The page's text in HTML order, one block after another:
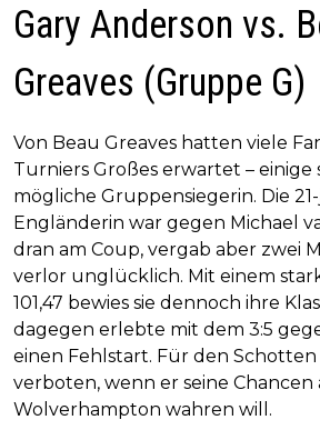
Gary Anderson vs.
Greaves (Gruppe G)
Von Beau Greaves hatten viele
Turniers Großes erwartet – einige
mögliche Gruppensiegerin. Die
Engländerin war gegen Michael
dran am Coup, vergab aber zwei
verlor unglücklich. Mit einem
101,47 bewies sie dennoch ihre
dagegen erlebte mit dem 3:5
einen Fehlstart. Für den
verboten, wenn er seine
Wolverhampton wahren will.